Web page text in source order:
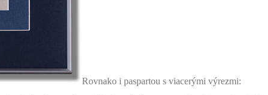
Rovnako i paspartou s viacerými výrezmi: